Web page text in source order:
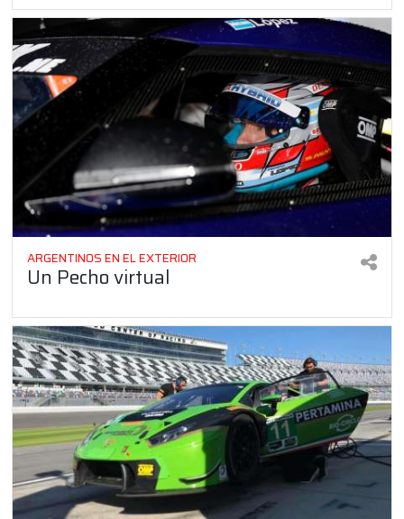
ARGENTINOS EN EL EXTERIOR
Un Pecho virtual